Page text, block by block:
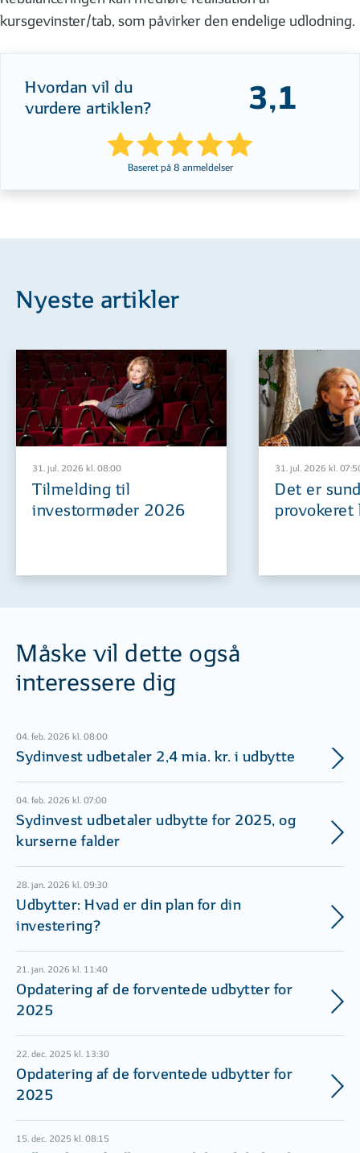
kursgevinster/tab, som påvirker den endelige udlodning.
Hvordan vil du
vurdere artiklen?
3,1
Baseret på 8 anmeldelser
Nyeste artikler
31. jul. 2026 kl. 08:00
Tilmelding til
investormøder 2026
31. jul. 2026 kl.
Det er
provokeret
Måske vil dette også
interessere dig
04. feb. 2026 kl. 08:00
Sydinvest udbetaler 2,4 mia. kr. i udbytte
04. feb. 2026 kl. 07:00
Sydinvest udbetaler udbytte for 2025, og
kurserne falder
28. jan. 2026 kl. 09:30
Udbytter: Hvad er din plan for din
investering?
21. jan. 2026 kl. 11:40
Opdatering af de forventede udbytter for
2025
22. dec. 2025 kl. 13:30
Opdatering af de forventede udbytter for
2025
15. dec. 2025 kl. 08:15